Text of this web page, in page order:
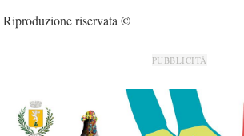
Riproduzione riservata ©
PUBBLICITÀ